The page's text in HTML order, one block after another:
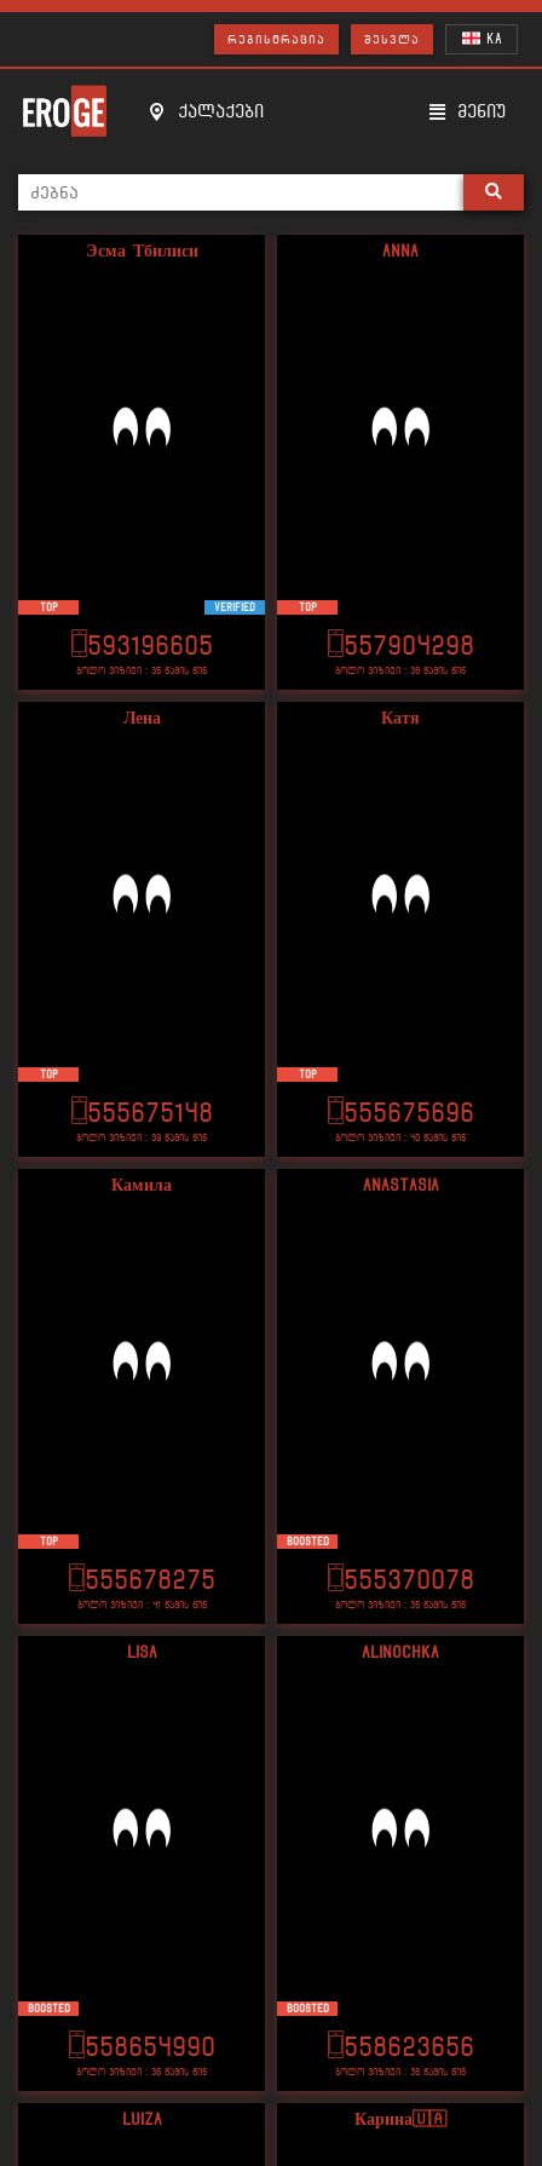
ᲠᲔᲒᲘᲡᲢᲠᲐᲪᲘᲐ ᲨᲔᲡᲕᲚᲐ KA
ქალაქები მენიუ
Эсма Тбилиси
TOP VERIFIED
593196605
ბოლო ვიზიტი : 35 წამის წინ
Anna
TOP
557904298
ბოლო ვიზიტი : 36 წამის წინ
Лена
TOP
555675148
ბოლო ვიზიტი : 39 წამის წინ
Катя
TOP
555675696
ბოლო ვიზიტი : 40 წამის წინ
Камила
TOP
555678275
ბოლო ვიზიტი : 41 წამის წინ
ANASTASIA
Boosted
555370078
ბოლო ვიზიტი : 35 წამის წინ
Lisa
Boosted
558654990
ბოლო ვიზიტი : 35 წამის წინ
Alinochka
Boosted
558623656
ბოლო ვიზიტი : 36 წამის წინ
Luiza Карина🇺🇦